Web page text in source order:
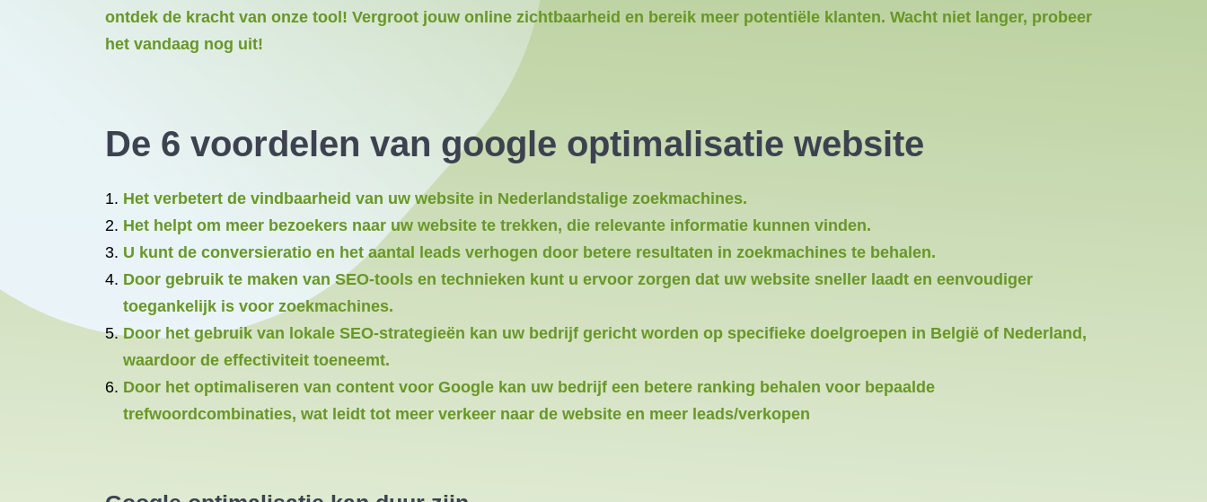
ontdek de kracht van onze tool! Vergroot jouw online zichtbaarheid en bereik meer potentiële klanten. Wacht niet langer, probeer
het vandaag nog uit!
De 6 voordelen van google optimalisatie website
Het verbetert de vindbaarheid van uw website in Nederlandstalige zoekmachines.
Het helpt om meer bezoekers naar uw website te trekken, die relevante informatie kunnen vinden.
U kunt de conversieratio en het aantal leads verhogen door betere resultaten in zoekmachines te behalen.
Door gebruik te maken van SEO-tools en technieken kunt u ervoor zorgen dat uw website sneller laadt en eenvoudiger
toegankelijk is voor zoekmachines.
Door het gebruik van lokale SEO-strategieën kan uw bedrijf gericht worden op specifieke doelgroepen in België of Nederland,
waardoor de effectiviteit toeneemt.
Door het optimaliseren van content voor Google kan uw bedrijf een betere ranking behalen voor bepaalde
trefwoordcombinaties, wat leidt tot meer verkeer naar de website en meer leads/verkopen